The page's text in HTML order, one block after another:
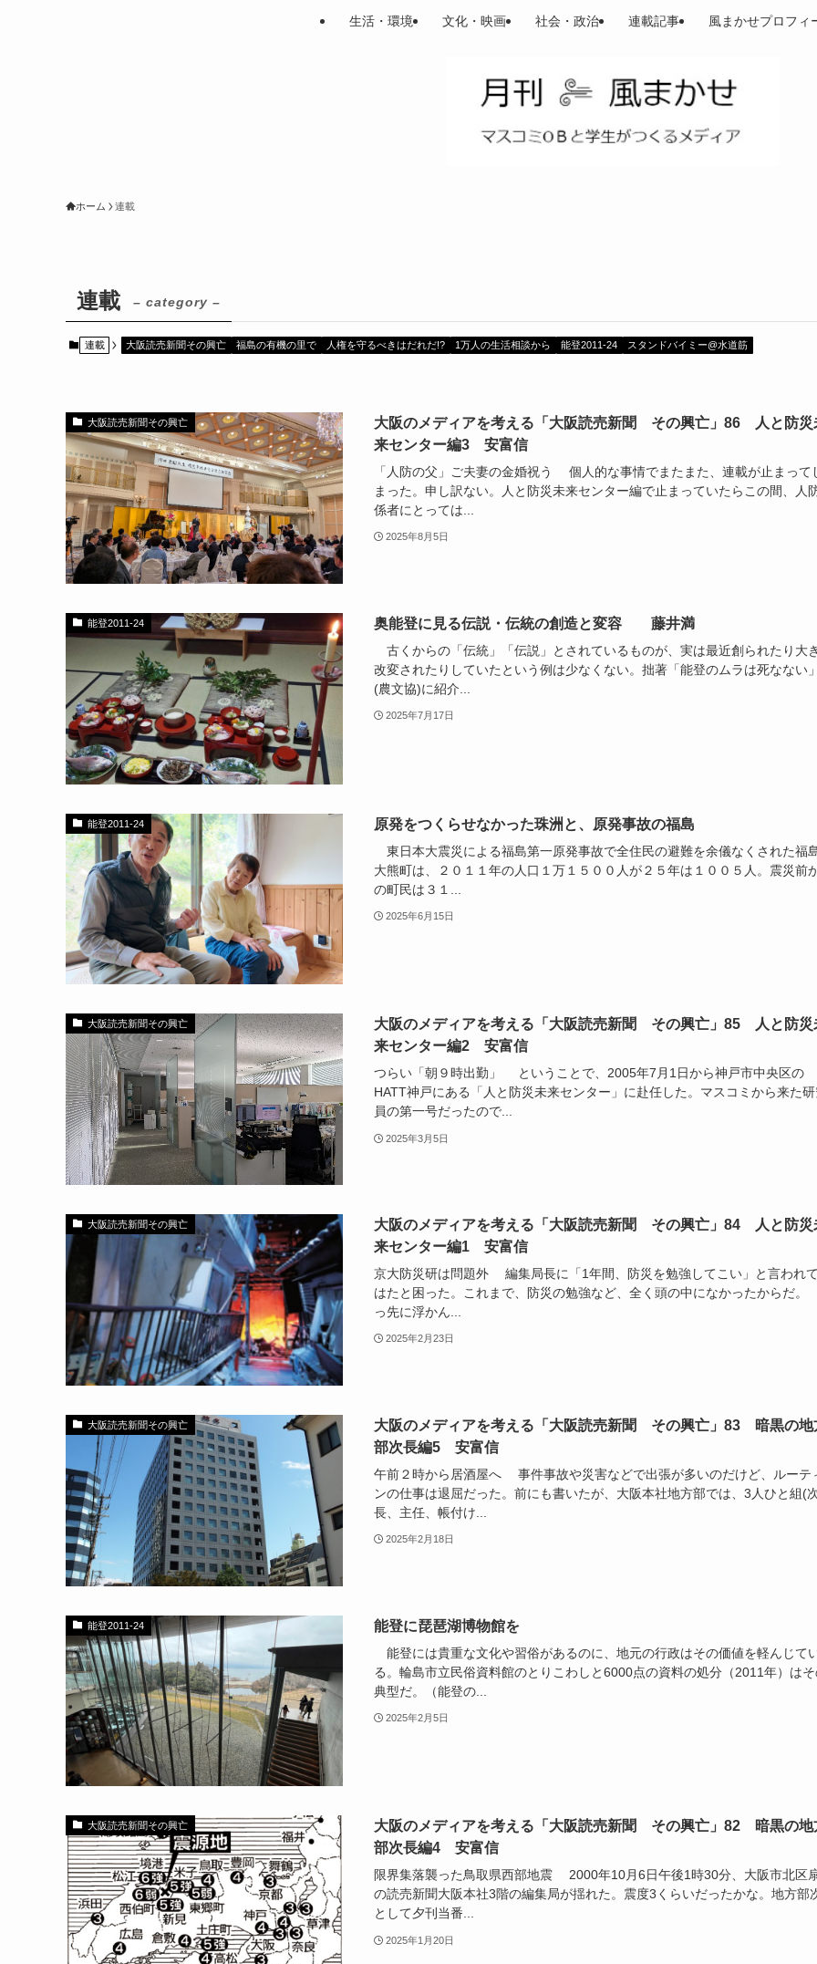
生活・環境 文化・映画 社会・政治 連載記事 風まかせプロフィ
ホーム 連載
連載 – category –
連載 大阪読売新聞その興亡 福島の有機の里で 人権を守るべきはだれだ!? 1万人の生活相談から 能登2011-24 スタンドバイミー@水道筋
大阪読売新聞その興亡
大阪のメディアを考える「大阪読売新聞 その興亡」86 人と防災
来センター編3 安富信
「人防の父」ご夫妻の金婚祝う 個人的な事情でまたまた、連載が止まって
まった。申し訳ない。人と防災未来センター編で止まっていたらこの間、人
係者にとっては...
2025年8月5日
能登2011-24 奥能登に見る伝説・伝統の創造と変容 藤井満
古くからの「伝統」「伝説」とされているものが、実は最近創られたり大
改変されたりしていたという例は少なくない。拙著「能登のムラは死なない」
(農文協)に紹介...
2025年7月17日
能登2011-24 原発をつくらせなかった珠洲と、原発事故の福島
東日本大震災による福島第一原発事故で全住民の避難を余儀なくされた福
大熊町は、２０１１年の人口１万１５００人が２５年は１００５人。震災前
の町民は３１...
2025年6月15日
大阪読売新聞その興亡
大阪のメディアを考える「大阪読売新聞 その興亡」85 人と防災
来センター編2 安富信
つらい「朝９時出勤」 ということで、2005年7月1日から神戸市中央区の
HATT神戸にある「人と防災未来センター」に赴任した。マスコミから来た
員の第一号だったので...
2025年3月5日
大阪読売新聞その興亡
大阪のメディアを考える「大阪読売新聞 その興亡」84 人と防災
来センター編1 安富信
京大防災研は問題外 編集局長に「1年間、防災を勉強してこい」と言われて
はたと困った。これまで、防災の勉強など、全く頭の中になかったからだ
っ先に浮かん...
2025年2月23日
大阪読売新聞その興亡
大阪のメディアを考える「大阪読売新聞 その興亡」83 暗黒の地
部次長編5 安富信
午前２時から居酒屋へ 事件事故や災害などで出張が多いのだけど、ルーテ
ンの仕事は退屈だった。前にも書いたが、大阪本社地方部では、3人ひと組(
長、主任、帳付け...
2025年2月18日
能登2011-24 能登に琵琶湖博物館を
能登には貴重な文化や習俗があるのに、地元の行政はその価値を軽んじて
る。輪島市立民俗資料館のとりこわしと6000点の資料の処分（2011年）は
典型だ。（能登の...
2025年2月5日
大阪読売新聞その興亡
大阪のメディアを考える「大阪読売新聞 その興亡」82 暗黒の地
部次長編4 安富信
限界集落襲った鳥取県西部地震 2000年10月6日午後1時30分、大阪市北区
の読売新聞大阪本社3階の編集局が揺れた。震度3くらいだったかな。地方部
として夕刊当番...
2025年1月20日